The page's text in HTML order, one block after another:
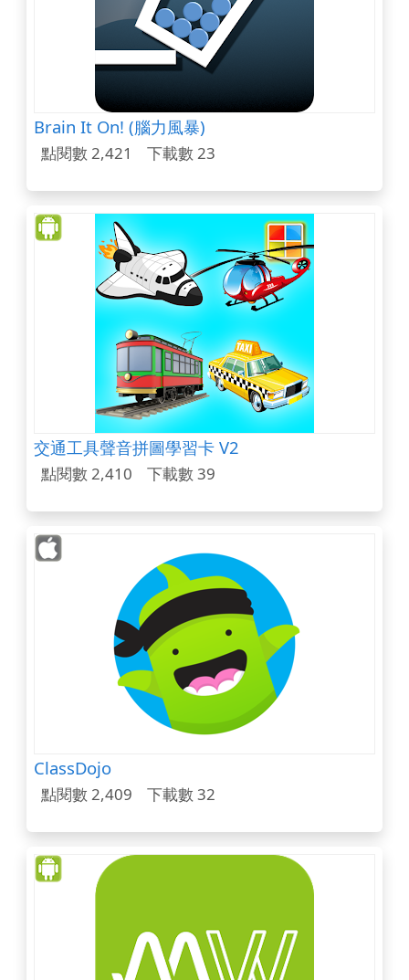
Brain It On! (腦力風暴)
點閱數 2,421 下載數 23
交通工具聲音拼圖學習卡 V2
點閱數 2,410 下載數 39
ClassDojo
點閱數 2,409 下載數 32